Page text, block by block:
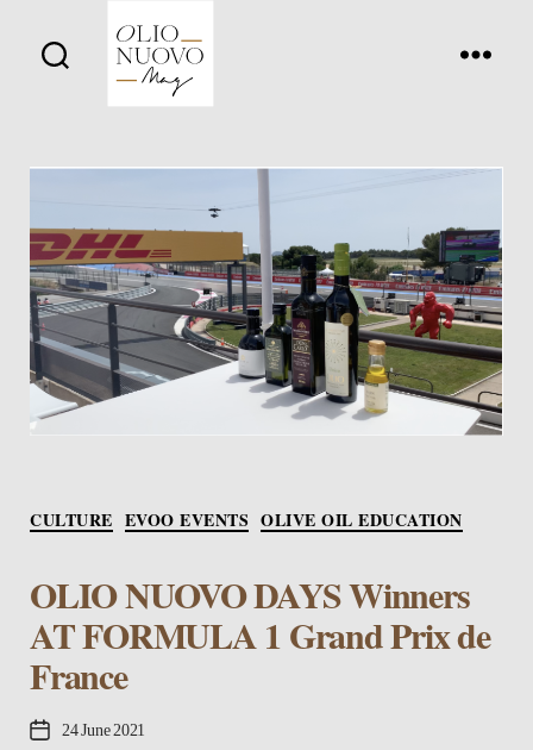
Days
Categories
CULTURE EVOO EVENTS OLIVE OIL EDUCATION
OLIO NUOVO DAYS Winners
AT FORMULA 1 Grand Prix de
France
Post24 June 2021